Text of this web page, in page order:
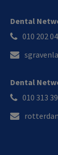
Dental
010 202
Dental
010 313